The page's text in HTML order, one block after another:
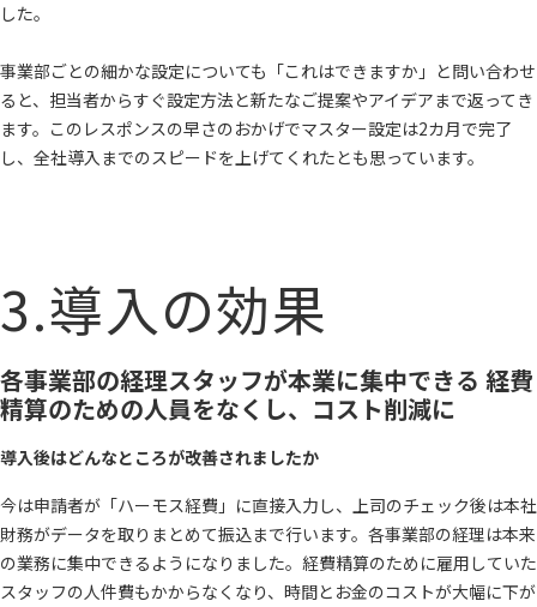
した。
事業部ごとの細かな設定についても「これはできますか」と問い合わせ
ると、担当者からすぐ設定方法と新たなご提案やアイデアまで返ってき
ます。このレスポンスの早さのおかげでマスター設定は2カ月で完了
し、全社導入までのスピードを上げてくれたとも思っています。
3.導入の効果
各事業部の経理スタッフが本業に集中できる 経費
精算のための人員をなくし、コスト削減に
導入後はどんなところが改善されましたか
今は申請者が「ハーモス経費」に直接入力し、上司のチェック後は本社
財務がデータを取りまとめて振込まで行います。各事業部の経理は本来
の業務に集中できるようになりました。経費精算のために雇用していた
スタッフの人件費もかからなくなり、時間とお金のコストが大幅に下が